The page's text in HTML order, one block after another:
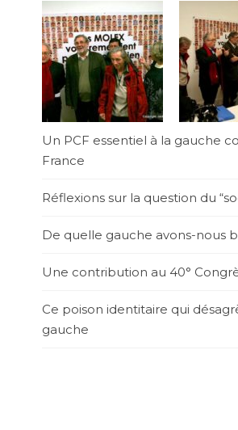
Un PCF essentiel à la gauche
France
Réflexions sur la question du
De quelle gauche avons-nous
Une contribution au 40°
Ce poison identitaire qui
gauche